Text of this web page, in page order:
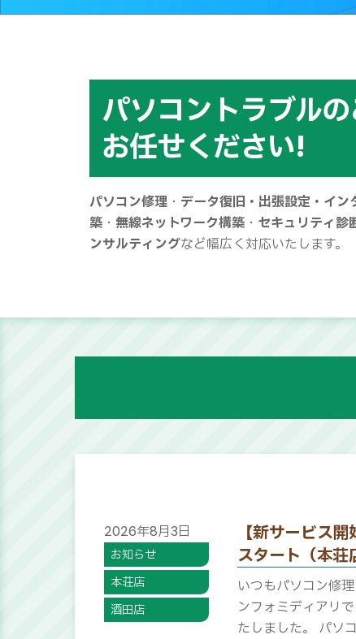
パソコントラブル
お任せください!
パソコン修理・ データ復旧・出張設定・イン
築・ 無線ネットワーク構築・ セキュリティ診
ンサルティングなど幅広く対応いたします。
2026年8月3日
お知らせ
本荘店
酒田店
【新サービス
スタート（本荘
いつもパソコン修
ンフォミディアリ
たしました。 パソ